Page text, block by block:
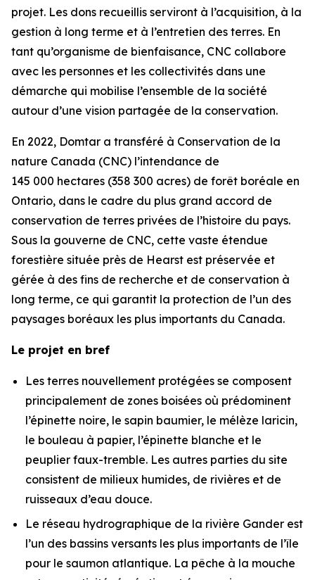
projet. Les dons recueillis serviront à l’acquisition, à la
gestion à long terme et à l’entretien des terres. En
tant qu’organisme de bienfaisance, CNC collabore
avec les personnes et les collectivités dans une
démarche qui mobilise l’ensemble de la société
autour d’une vision partagée de la conservation.
En 2022, Domtar a transféré à Conservation de la
nature Canada (CNC) l’intendance de
145 000 hectares (358 300 acres) de forêt boréale en
Ontario, dans le cadre du plus grand accord de
conservation de terres privées de l’histoire du pays.
Sous la gouverne de CNC, cette vaste étendue
forestière située près de Hearst est préservée et
gérée à des fins de recherche et de conservation à
long terme, ce qui garantit la protection de l’un des
paysages boréaux les plus importants du Canada.
Le projet en bref
Les terres nouvellement protégées se composent
principalement de zones boisées où prédominent
l’épinette noire, le sapin baumier, le mélèze laricin,
le bouleau à papier, l’épinette blanche et le
peuplier faux-tremble. Les autres parties du site
consistent de milieux humides, de rivières et de
ruisseaux d’eau douce.
Le réseau hydrographique de la rivière Gander est
l’un des bassins versants les plus importants de l’île
pour le saumon atlantique. La pêche à la mouche